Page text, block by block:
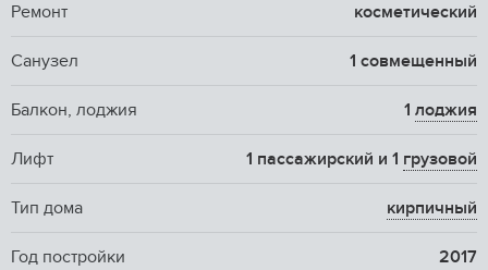
Ремонт косметический
Санузел 1 совмещенный
Балкон, лоджия 1 лоджия
Лифт 1 пассажирский и 1 грузовой
Тип дома кирпичный
Год постройки 2017